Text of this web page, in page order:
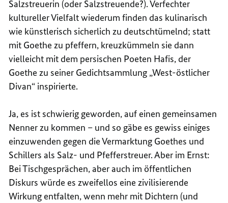
Salzstreuerin (oder Salzstreuende?). Verfechter
kultureller Vielfalt wiederum finden das kulinarisch
wie künstlerisch sicherlich zu deutschtümelnd; statt
mit Goethe zu pfeffern, kreuzkümmeln sie dann
vielleicht mit dem persischen Poeten Hafis, der
Goethe zu seiner Gedichtsammlung „West-östlicher
Divan“ inspirierte.
Ja, es ist schwierig geworden, auf einen gemeinsamen
Nenner zu kommen – und so gäbe es gewiss einiges
einzuwenden gegen die Vermarktung Goethes und
Schillers als Salz- und Pfefferstreuer. Aber im Ernst:
Bei Tischgesprächen, aber auch im öffentlichen
Diskurs würde es zweifellos eine zivilisierende
Wirkung entfalten, wenn mehr mit Dichtern (und